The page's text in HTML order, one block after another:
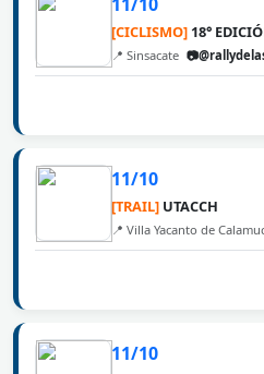
[CICLISMO] 18°
📍 Sinsacate
11/10
[TRAIL] UTACCH
📍 Villa Yacanto de
11/10